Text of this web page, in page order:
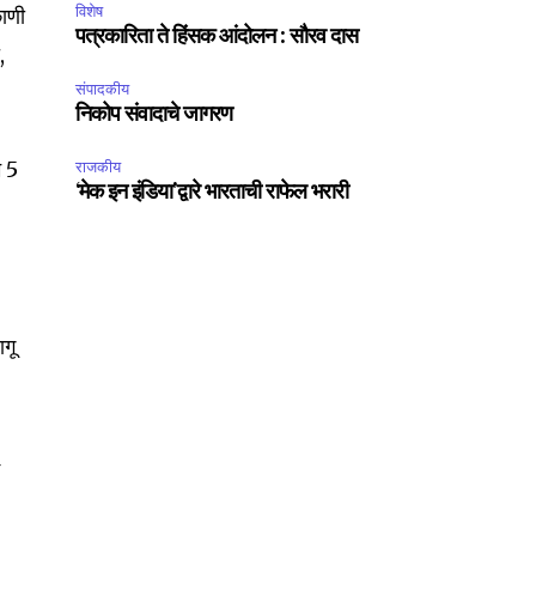
5
विशेष
पत्रकारिता ते हिंसक आंदोलन : सौरव दास
संपादकीय
निकोप संवादाचे जागरण
राजकीय
‘मेक इन इंडिया’द्वारे भारताची राफेल भरारी